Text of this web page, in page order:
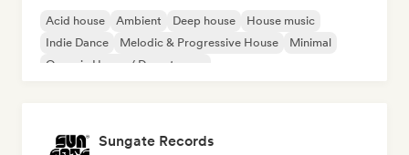
Acid house Ambient Deep house
House music
Indie Dance
Melodic & Progressive House
Minimal
Organic House / Downtempo
Sungate Records